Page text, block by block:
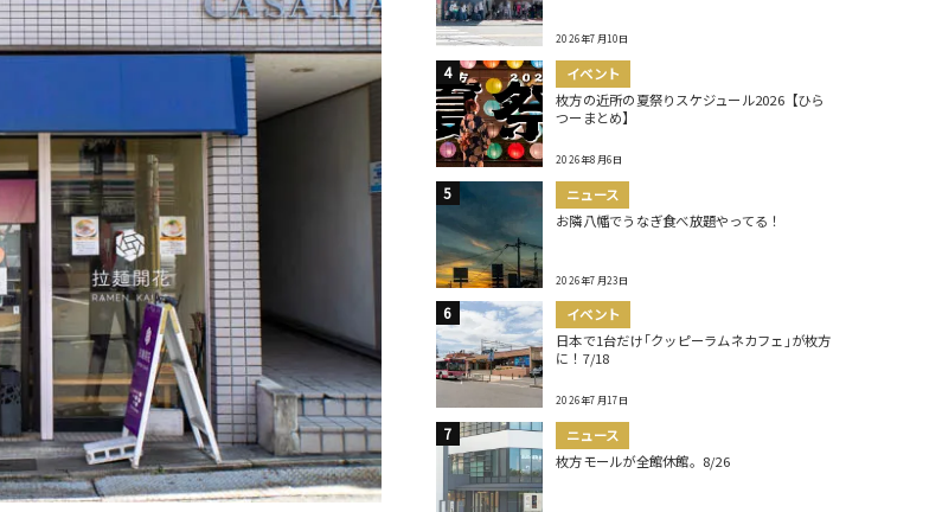
2026年7月10日
イベント
枚方の近所の夏祭りスケジュール2026【ひら
つーまとめ】
2026年8月6日
ニュース
お隣八幡でうなぎ食べ放題やってる！
2026年7月23日
イベント
日本で1台だけ｢クッピーラムネカフェ｣が枚方
に！7/18
2026年7月17日
ニュース
枚方モールが全館休館。8/26